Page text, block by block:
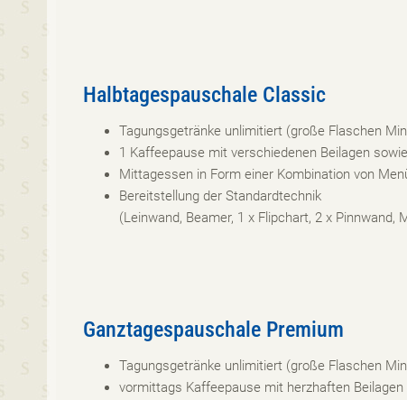
Halbtagespauschale Classic
Tagungsgetränke unlimitiert (große Flaschen
1 Kaffeepause mit verschiedenen Beilagen
Mittagessen in Form einer Kombination von
Bereitstellung der Standardtechnik
(Leinwand, Beamer, 1 x Flipchart, 2 x Pinnwand,
Ganztagespauschale Premium
Tagungsgetränke unlimitiert (große Flaschen
vormittags Kaffeepause mit herzhaften